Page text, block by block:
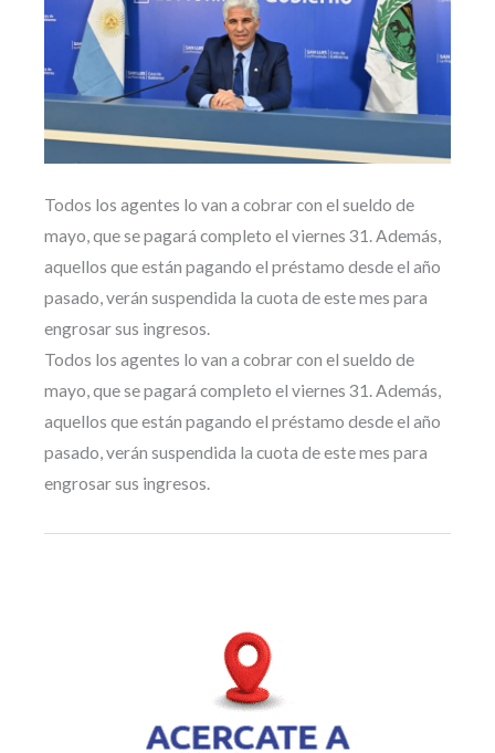
Todos los agentes lo van a cobrar con el sueldo de
mayo, que se pagará completo el viernes 31. Además,
aquellos que están pagando el préstamo desde el año
pasado, verán suspendida la cuota de este mes para
engrosar sus ingresos.
Todos los agentes lo van a cobrar con el sueldo de
mayo, que se pagará completo el viernes 31. Además,
aquellos que están pagando el préstamo desde el año
pasado, verán suspendida la cuota de este mes para
engrosar sus ingresos.